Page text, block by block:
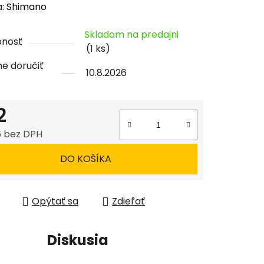
Shimano
Skladom na predajni
(1 ks)
doručiť
10.8.2026
DPH
DO KOŠÍKA
Opýtať sa Zdieľať
Diskusia